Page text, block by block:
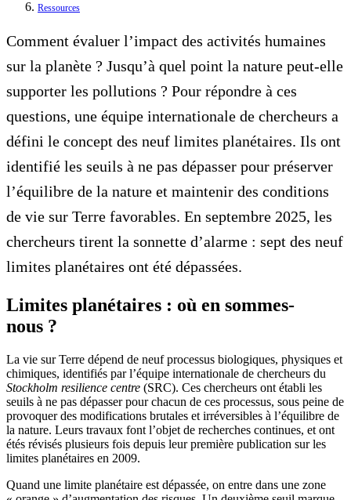
Ressources
Comment évaluer l’impact des activités humaines
sur la planète ? Jusqu’à quel point la nature peut-elle
supporter les pollutions ? Pour répondre à ces
questions, une équipe internationale de chercheurs a
défini le concept des neuf limites planétaires. Ils ont
identifié les seuils à ne pas dépasser pour préserver
l’équilibre de la nature et maintenir des conditions
de vie sur Terre favorables. En septembre 2025, les
chercheurs tirent la sonnette d’alarme : sept des neuf
limites planétaires ont été dépassées.
Limites planétaires : où en sommes-
nous ?
La vie sur Terre dépend de neuf processus biologiques, physiques et
chimiques, identifiés par l’équipe internationale de chercheurs du
Stockholm resilience centre (SRC). Ces chercheurs ont établi les
seuils à ne pas dépasser pour chacun de ces processus, sous peine de
provoquer des modifications brutales et irréversibles à l’équilibre de
la nature. Leurs travaux font l’objet de recherches continues, et ont
étés révisés plusieurs fois depuis leur première publication sur les
limites planétaires en 2009.
Quand une limite planétaire est dépassée, on entre dans une zone